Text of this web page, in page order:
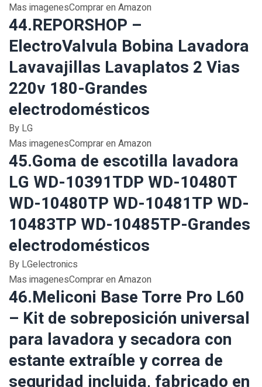
Mas imagenesComprar en Amazon
44.REPORSHOP –
ElectroValvula Bobina Lavadora
Lavavajillas Lavaplatos 2 Vias
220v 180-Grandes
electrodomésticos
By LG
Mas imagenesComprar en Amazon
45.Goma de escotilla lavadora
LG WD-10391TDP WD-10480T
WD-10480TP WD-10481TP WD-
10483TP WD-10485TP-Grandes
electrodomésticos
By LGelectronics
Mas imagenesComprar en Amazon
46.Meliconi Base Torre Pro L60
– Kit de sobreposición universal
para lavadora y secadora con
estante extraíble y correa de
seguridad incluida, fabricado en